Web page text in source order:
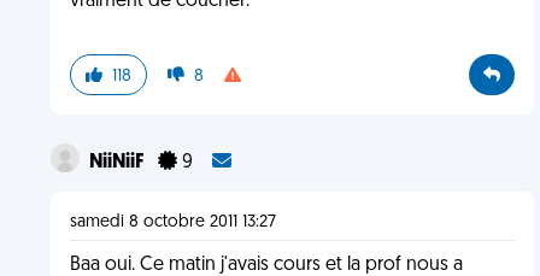
118 8
NiiNiiF 9
samedi 8 octobre 2011 13:27
Baa oui. Ce matin j'avais cours et la prof nous a